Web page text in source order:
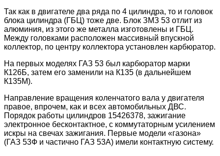
Так как в двигателе два ряда по 4 цилиндра, то и головок
блока цилиндра (ГБЦ) тоже две. Блок ЗМЗ 53 отлит из
алюминия, из этого же металла изготовлены и ГБЦ.
Между головками расположен массивный впускной
коллектор, по центру коллектора установлен карбюратор.
На первых моделях ГАЗ 53 был карбюратор марки
К126Б, затем его заменили на К135 (в дальнейшем
К135М).
Направление вращения коленчатого вала у двигателя
правое, впрочем, как и всех автомобильных ДВС.
Порядок работы цилиндров 15426378, зажигание
электронное бесконтактное, с коммутаторным усилением
искры на свечах зажигания. Первые модели «газона»
(ГАЗ 53Ф и частично ГАЗ 53А) имели контактную систему.